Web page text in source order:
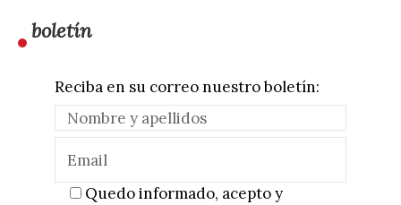
boletín
Reciba en su correo nuestro boletín:
Quedo informado, acepto y